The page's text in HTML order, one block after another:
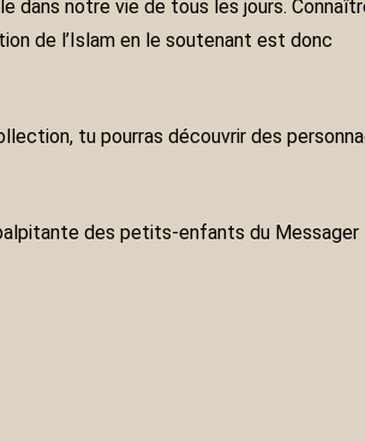
de l’Islam en le soutenant est donc
des petits-enfants du Messager